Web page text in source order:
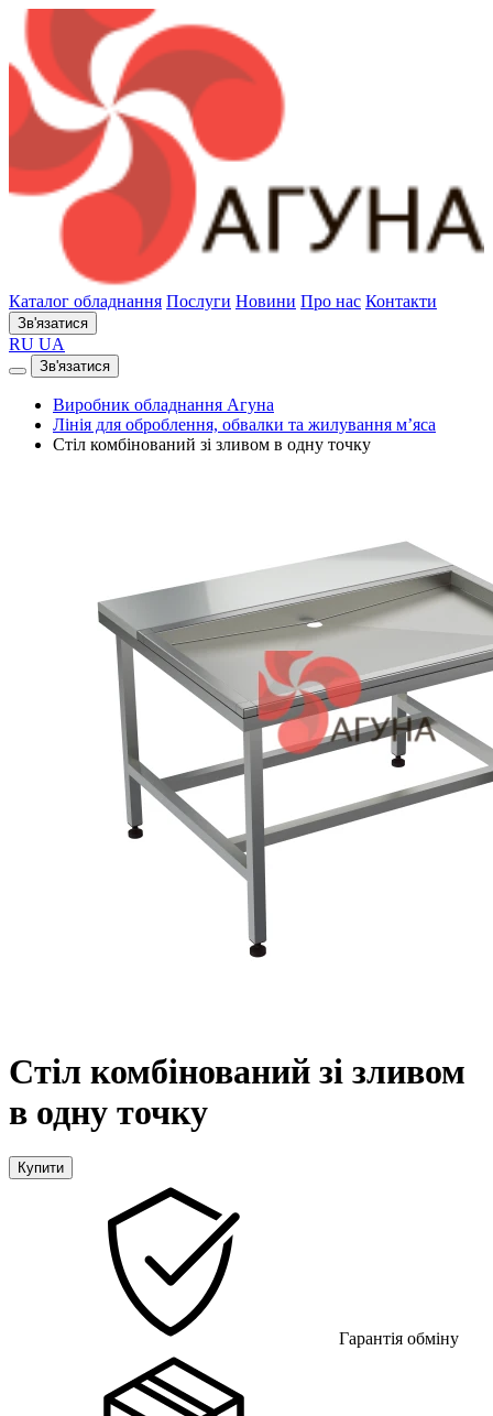
Каталог обладнання Послуги Новини Про нас Контакти
Зв'язатися
RU UA
Зв'язатися
Виробник обладнання Агуна
Лінія для оброблення, обвалки та жилування м’яса
Стіл комбінований зі зливом в одну точку
Стіл комбінований зі зливом
в одну точку
Купити
Гарантія обміну